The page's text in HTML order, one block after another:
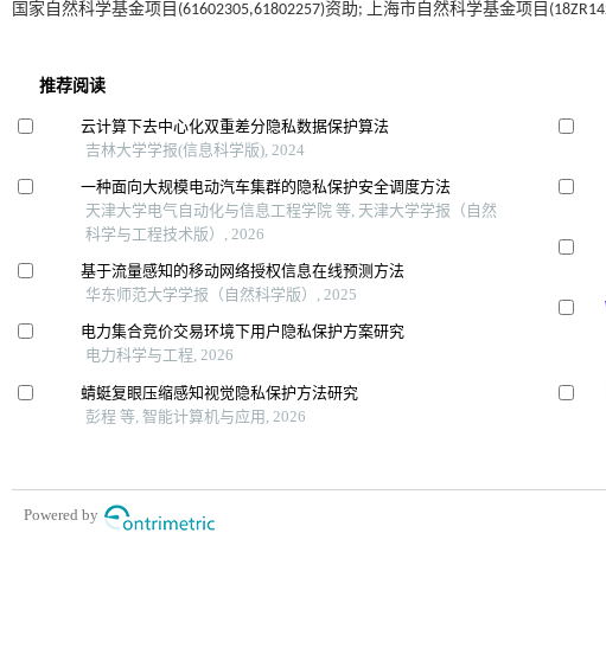
国家自然科学基金项目(61602305,61802257)资助; 上海市自然科学基金项目